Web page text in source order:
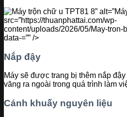
”
src=”https://thuanphattai.com/wp-
content/uploads/2026/05/May-tron-
data-=”” />
Nắp đậy
Máy sẽ được trang bị thêm nắp
văng ra ngoài trong quá trình làm
Cánh khuấy nguyên liệu